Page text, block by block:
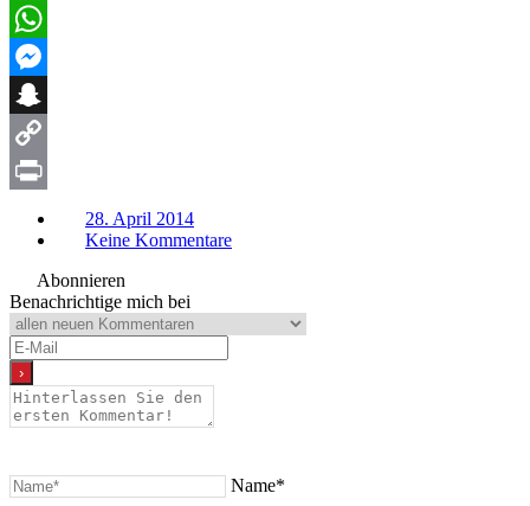
Email
WhatsApp
Messenger
Snapchat
Copy
28. April 2014
Keine Kommentare
Abonnieren
Benachrichtige mich bei
Name*